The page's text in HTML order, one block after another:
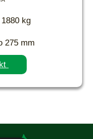
kg
275 mm